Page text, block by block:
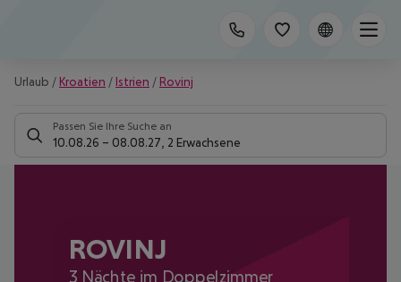
Urlaub / Kroatien / Istrien / Rovinj
Passen Sie Ihre Suche an
10.08.26 – 08.08.27 2 Erwachsene
ROVINJ
3 Nächte im Doppelzimmer